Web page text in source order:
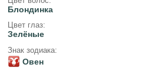
Блондинка
Цвет глаз:
Зелёные
Знак зодиака:
Овен